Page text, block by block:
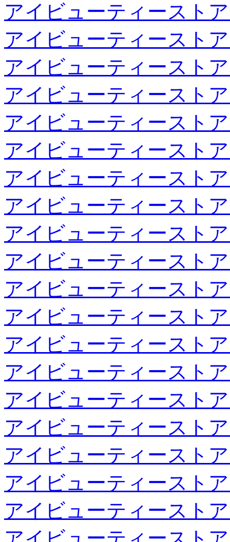
アイビューティースト
アイビューティースト
アイビューティースト
アイビューティースト
アイビューティースト
アイビューティースト
アイビューティースト
アイビューティースト
アイビューティースト
アイビューティースト
アイビューティースト
アイビューティースト
アイビューティースト
アイビューティースト
アイビューティースト
アイビューティースト
アイビューティースト
アイビューティースト
アイビューティースト